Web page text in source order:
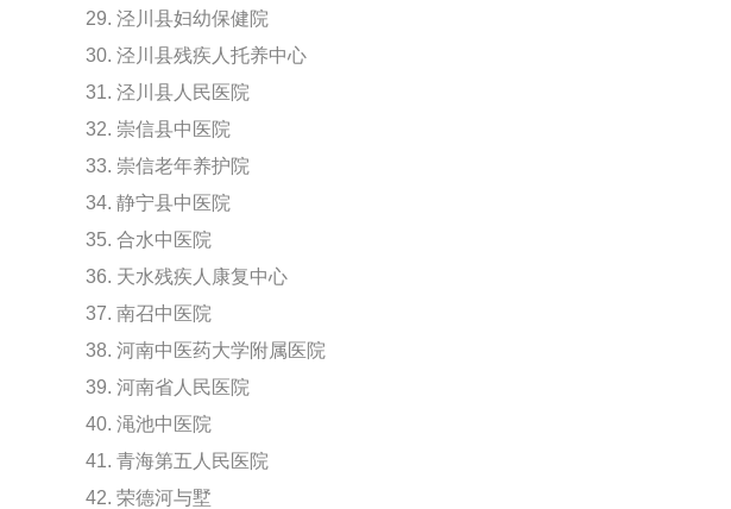
29. 泾川县妇幼保健院
30. 泾川县残疾人托养中心
31. 泾川县人民医院
32. 崇信县中医院
33. 崇信老年养护院
34. 静宁县中医院
35. 合水中医院
36. 天水残疾人康复中心
37. 南召中医院
38. 河南中医药大学附属医院
39. 河南省人民医院
40. 渑池中医院
41. 青海第五人民医院
42. 荣德河与墅